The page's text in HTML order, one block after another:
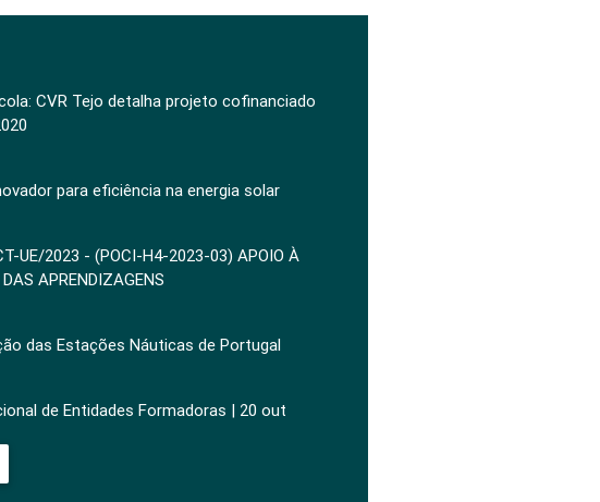
CVR Tejo detalha projeto cofinanciado
para eficiência na energia solar
UE/2023 - (POCI-H4-2023-03) APOIO À
APRENDIZAGENS
das Estações Náuticas de Portugal
de Entidades Formadoras | 20 out